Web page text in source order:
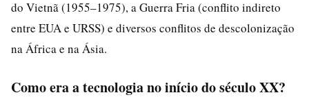
do Vietnã (1955–1975), a Guerra Fria (conflito indireto
entre EUA e URSS) e diversos conflitos de descolonização
na África e na Ásia.
Como era a tecnologia no início do século XX?